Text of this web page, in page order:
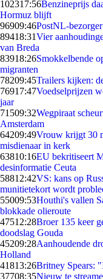
102317:56Benzineprijs
Hormuz blijft
96909:46PostNL-
89418:31Vier
van Breda
83918:26Smokkelbende
migranten
78209:45Trailers kijken:
76917:47Voedselprijzen
jaar
71509:32Wegpiraat
Amsterdam
64209:49Vrouw krijgt 30
misdienaar in kerk
63810:16EU bekritiseert
desinformatie Ceuta
58812:42VS: kans op
munitietekort wordt
55009:53Houthi's vallen
blokkade olieroute
47512:28Broer 135 keer
doodslag Gouda
45209:28Aanhoudende
Holland
41813:26Britney Spears:
37708:35Nieuw te